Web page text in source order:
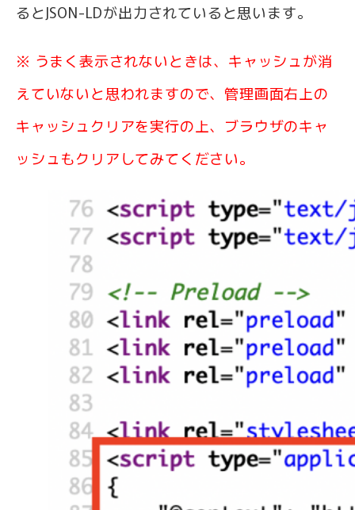
るとJSON-LDが出力されていると思います。
※ うまく表示されないときは、 キャッシュが消
えていないと思われますので、管理画面右上の
キャッシュクリアを実行の上、ブラウザのキャ
ッシュもクリアしてみてください。